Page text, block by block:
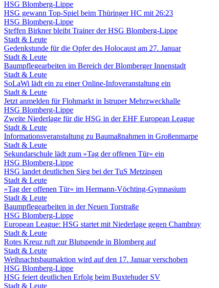
HSG Blomberg-Lippe
HSG gewann Top-Spiel beim Thüringer HC mit 26:23
HSG Blomberg-Lippe
Steffen Birkner bleibt Trainer der HSG Blomberg-Lippe
Stadt & Leute
Gedenkstunde für die Opfer des Holocaust am 27. Januar
Stadt & Leute
Baumpflegearbeiten im Bereich der Blomberger Innenstadt
Stadt & Leute
SoLaWi lädt ein zu einer Online-Infoveranstaltung ein
Stadt & Leute
Jetzt anmelden für Flohmarkt in Istruper Mehrzweckhalle
HSG Blomberg-Lippe
Zweite Niederlage für die HSG in der EHF European League
Stadt & Leute
Informationsveranstaltung zu Baumaßnahmen in Großenmarpe
Stadt & Leute
Sekundarschule lädt zum »Tag der offenen Tür« ein
HSG Blomberg-Lippe
HSG landet deutlichen Sieg bei der TuS Metzingen
Stadt & Leute
»Tag der offenen Tür« im Hermann-Vöchting-Gymnasium
Stadt & Leute
Baumpflegearbeiten in der Neuen Torstraße
HSG Blomberg-Lippe
European League: HSG startet mit Niederlage gegen Chambray
Stadt & Leute
Rotes Kreuz ruft zur Blutspende in Blomberg auf
Stadt & Leute
Weihnachtsbaumaktion wird auf den 17. Januar verschoben
HSG Blomberg-Lippe
HSG feiert deutlichen Erfolg beim Buxtehuder SV
Stadt & Leute